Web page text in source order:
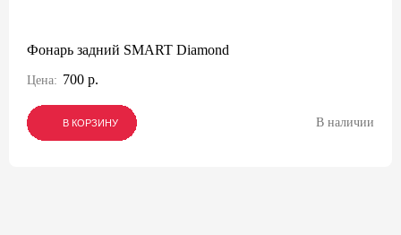
Фонарь задний SMART Diamond
Цена: 700 р.
В КОРЗИНУ
В КОРЗИНУ
В КОРЗИНУ В наличии